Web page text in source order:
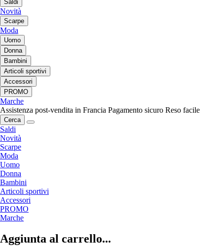
Saldi
Novità
Scarpe
Moda
Uomo
Donna
Bambini
Articoli sportivi
Accessori
PROMO
Marche
Assistenza post-vendita in Francia Pagamento sicuro Reso facile
Cerca
Saldi
Novità
Scarpe
Moda
Uomo
Donna
Bambini
Articoli sportivi
Accessori
PROMO
Marche
Aggiunta al carrello...